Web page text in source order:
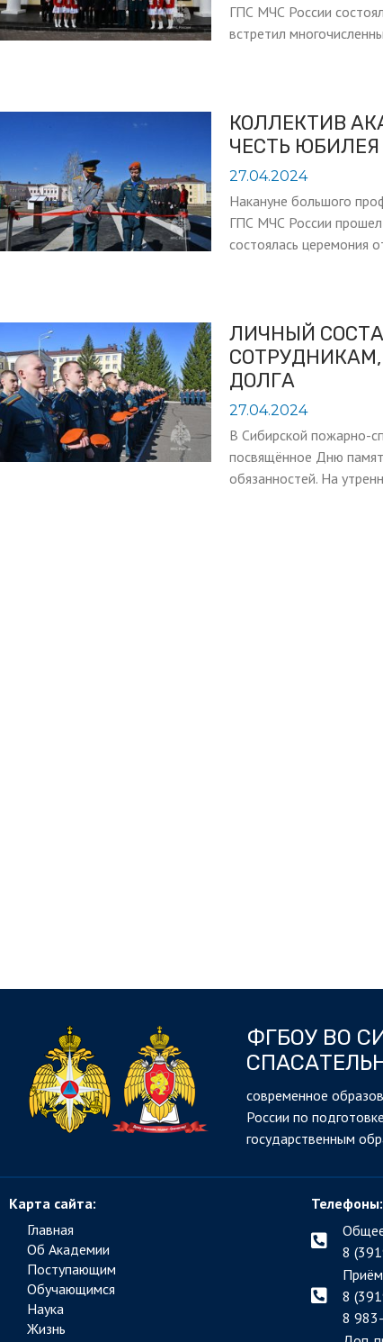
ГПС МЧС России
встретил
КОЛЛЕКТИВ
ЧЕСТЬ
27.04.2024
Накануне большого
ГПС МЧС России прошел
состоялась церемония
ЛИЧНЫЙ
ДОЛГА
27.04.2024
В Сибирской пожарно-
посвящённое Дню
обязанностей. На
ФГБОУ ВО
cовременное
России по
государственным
Карта сайта:
Главная
Об Академии
Поступающим
Обучающимся
Наука
Жизнь
Телефоны:
8
8
8